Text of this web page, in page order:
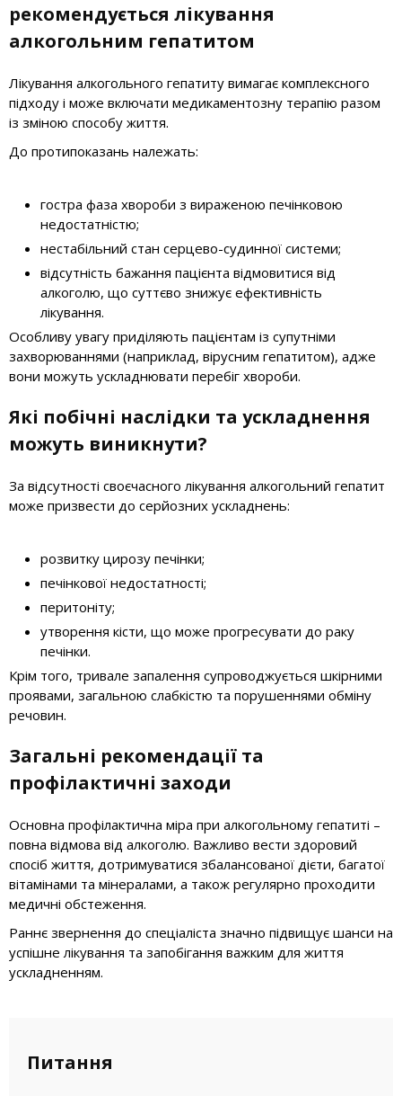
рекомендується лікування
алкогольним гепатитом
Лікування алкогольного гепатиту вимагає комплексного
підходу і може включати медикаментозну терапію разом
із зміною способу життя.
До протипоказань належать:
гостра фаза хвороби з вираженою печінковою
недостатністю;
нестабільний стан серцево-судинної системи;
відсутність бажання пацієнта відмовитися від
алкоголю, що суттєво знижує ефективність
лікування.
Особливу увагу приділяють пацієнтам із супутніми
захворюваннями (наприклад, вірусним гепатитом), адже
вони можуть ускладнювати перебіг хвороби.
Які побічні наслідки та ускладнення
можуть виникнути?
За відсутності своєчасного лікування алкогольний гепатит
може призвести до серйозних ускладнень:
розвитку цирозу печінки;
печінкової недостатності;
перитоніту;
утворення кісти, що може прогресувати до раку
печінки.
Крім того, тривале запалення супроводжується шкірними
проявами, загальною слабкістю та порушеннями обміну
речовин.
Загальні рекомендації та
профілактичні заходи
Основна профілактична міра при алкогольному гепатиті –
повна відмова від алкоголю. Важливо вести здоровий
спосіб життя, дотримуватися збалансованої дієти, багатої
вітамінами та мінералами, а також регулярно проходити
медичні обстеження.
Раннє звернення до спеціаліста значно підвищує шанси на
успішне лікування та запобігання важким для життя
ускладненням.
Питання